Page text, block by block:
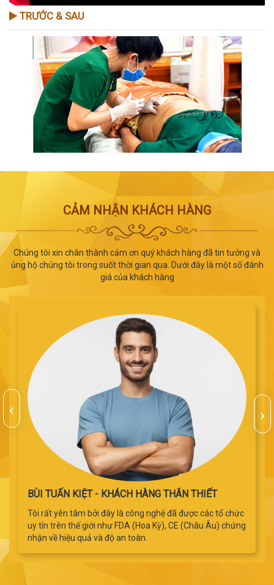
TRƯỚC & SAU
CẢM NHẬN KHÁCH HÀNG
Chúng tôi xin chân thành cảm ơn quý khách hàng đã tin tưởng và
ủng hộ chúng tôi trong suốt thời gian qua. Dưới đây là một số đánh
giá của khách hàng
BÙI TUẤN KIỆT - KHÁCH HÀNG THÂN THIẾT
Tôi rất yên tâm bởi đây là công nghệ đã được các tổ chức
uy tín trên thế giới như FDA (Hoa Kỳ), CE (Châu Âu) chứng
nhận về hiệu quả và độ an toàn.